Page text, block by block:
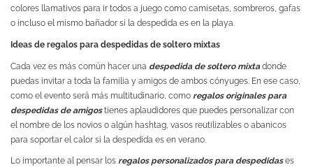
colores llamativos para ir todos a juego como camisetas, sombreros, gafas
o incluso el mismo bañador si la despedida es en la playa.
Ideas de regalos para despedidas de soltero mixtas
Cada vez es más común hacer una despedida de soltero mixtadonde
puedas invitar a toda la familia y amigos de ambos cónyuges. En ese caso,
como el evento será más multitudinario, como regalos originales para
despedidas de amigostienes aplaudidores que puedes personalizar con
el nombre de los novios o algún hashtag, vasos reutilizables o abanicos
para soportar el calor si la despedida es en verano.
Lo importante al pensar los regalos personalizados para despedidases